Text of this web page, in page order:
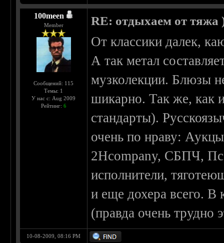
100meen
Member
Сообщений: 115
Темы: 1
У нас с: Aug 2009
Рейтинг: 6
RE: отдыхаем от тяжа
От классики далек,
А так метал
музколекции. Блюзы
шикарно. Так же, как
стандарты).
очень по нраву:
2Hcompany, СБПЧ,
исполнители,
и еще дохера всего.
(правда очень трудно
10-08-2009, 08:16 PM